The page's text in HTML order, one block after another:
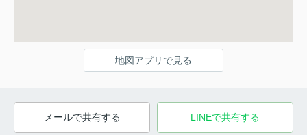
地図アプリで見る
メールで共有する LINEで共有する